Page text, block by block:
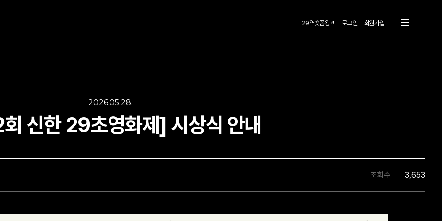
29역숏폼왕↗ 로그인 회원가입
2026.05.28.
신한 29초영화제] 시상식 안내
조회수 3,653